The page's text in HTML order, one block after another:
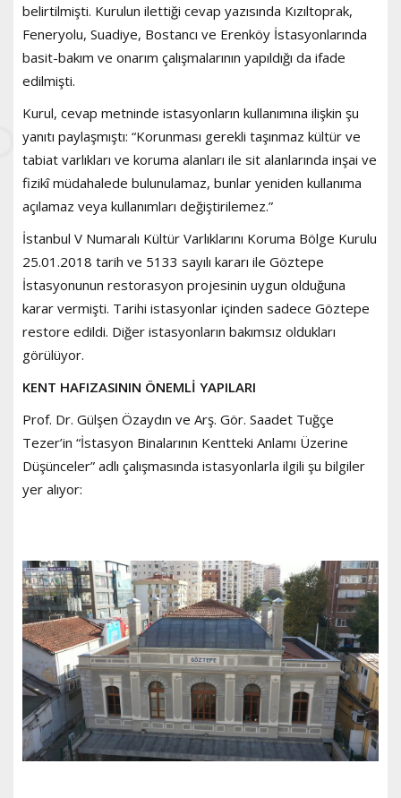
belirtilmişti. Kurulun ilettiği cevap yazısında Kızıltoprak,
Feneryolu, Suadiye, Bostancı ve Erenköy İstasyonlarında
basit-bakım ve onarım çalışmalarının yapıldığı da ifade
edilmişti.
Kurul, cevap metninde istasyonların kullanımına ilişkin şu
yanıtı paylaşmıştı: “Korunması gerekli taşınmaz kültür ve
tabiat varlıkları ve koruma alanları ile sit alanlarında inşai ve
fizikî müdahalede bulunulamaz, bunlar yeniden kullanıma
açılamaz veya kullanımları değiştirilemez.”
İstanbul V Numaralı Kültür Varlıklarını Koruma Bölge Kurulu
25.01.2018 tarih ve 5133 sayılı kararı ile Göztepe
İstasyonunun restorasyon projesinin uygun olduğuna
karar vermişti. Tarihi istasyonlar içinden sadece Göztepe
restore edildi. Diğer istasyonların bakımsız oldukları
görülüyor.
KENT HAFIZASININ ÖNEMLİ YAPILARI
Prof. Dr. Gülşen Özaydın ve Arş. Gör. Saadet Tuğçe
Tezer’in “İstasyon Binalarının Kentteki Anlamı Üzerine
Düşünceler” adlı çalışmasında istasyonlarla ilgili şu bilgiler
yer alıyor: